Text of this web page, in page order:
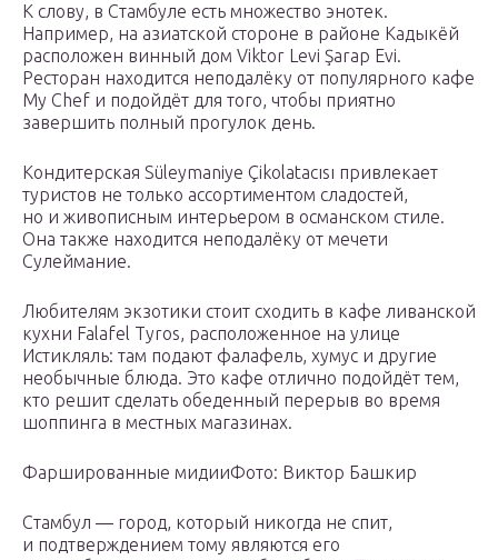
К слову, в Стамбуле есть множество энотек.
Например, на азиатской стороне в районе Кадыкёй
расположен винный дом Viktor Levi Şarap Evi.
Ресторан находится неподалёку от популярного кафе
My Chef и подойдёт для того, чтобы приятно
завершить полный прогулок день.
Кондитерская Süleymaniye Çikolatacısı привлекает
туристов не только ассортиментом сладостей,
но и живописным интерьером в османском стиле.
Она также находится неподалёку от мечети
Сулеймание.
Любителям экзотики стоит сходить в кафе ливанской
кухни Falafel Tyros, расположенное на улице
Истикляль: там подают фалафель, хумус и другие
необычные блюда. Это кафе отлично подойдёт тем,
кто решит сделать обеденный перерыв во время
шоппинга в местных магазинах.
Фаршированные мидииФото: Виктор Башкир
Стамбул — город, который никогда не спит,
и подтверждением тому являются его